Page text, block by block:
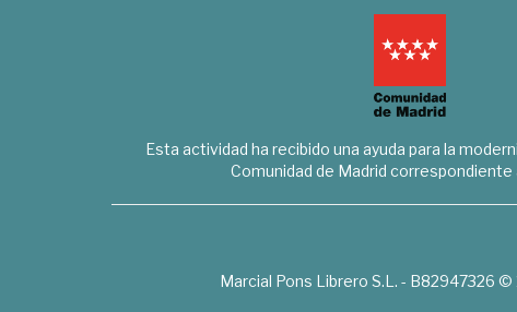
Esta actividad ha recibido una ayuda para la
Comunidad de Madrid correspondiente
Marcial Pons Librero S.L. - B82947326